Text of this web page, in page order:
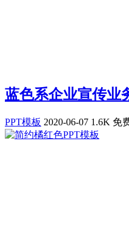
蓝色系企业宣传业
PPT模板 2020-06-07 1.6K 免